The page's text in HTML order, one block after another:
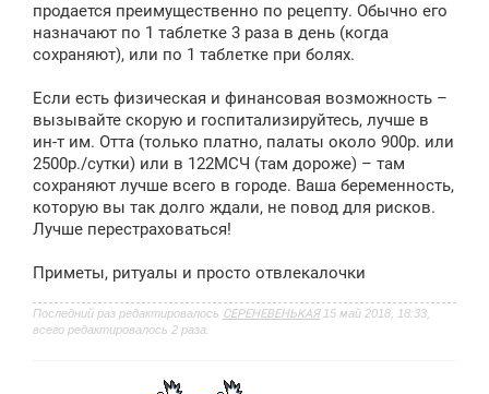
продается преимущественно по рецепту. Обычно его
назначают по 1 таблетке 3 раза в день (когда
сохраняют), или по 1 таблетке при болях.
Если есть физическая и финансовая возможность –
вызывайте скорую и госпитализируйтесь, лучше в
ин-т им. Отта (только платно, палаты около 900р. или
2500р./сутки) или в 122МСЧ (там дороже) – там
сохраняют лучше всего в городе. Ваша беременность,
которую вы так долго ждали, не повод для рисков.
Лучше перестраховаться!
Приметы, ритуалы и просто отвлекалочки
Последний раз редактировалось СЕРЕНЕВЕНЬКАЯ15 май 2018, 18:33,
всего редактировалось 2 раза.